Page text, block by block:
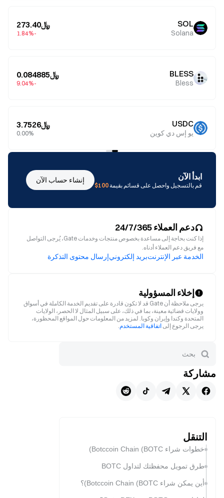
SOL
Solana
﷼273.40
-1.84%
BLESS
Bless
﷼0.084885
-9.04%
USDC
يو إس دي كوين
﷼3.7526
0.00%
ابدأ الآن
قم بالتسجيل واحصل على قسائم بقيمة100$
إنشاء حساب الآن
دعم العملاء 24/7/365
إذا كنت بحاجة إلى مساعدة بخصوص منتجات وخدمات Gate، يُرجى التواصل
مع فريق دعم العملاء أدناه.
الخدمة عبر الإنترنتبريد إلكترونيإرسال محتوى التذكرة
إخلاء المسؤولية
يرجى ملاحظة أن Gate قد لا تكون قادرة على تقديم الخدمة الكاملة في أسواق
وولايات قضائية معينة، بما في ذلك، على سبيل المثال لا الحصر، الولايات
المتحدة وكندا وإيران وكوبا. لمزيد من المعلومات حول المواقع المحظورة،
يرجى الرجوع إلى اتفاقية المستخدم.
مشاركة
التنقل
خطوات شراء Botccoin Chain (BOTC)
طرق تمويل محفظتك لتداول BOTC
أين يمكن شراء Botccoin Chain (BOTC)؟